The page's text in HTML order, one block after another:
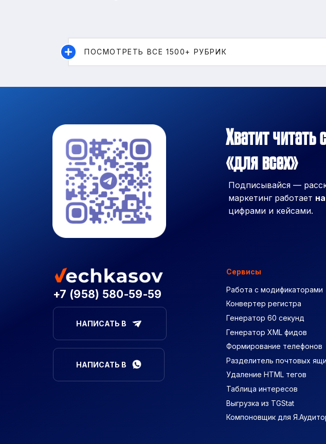
ПОСМОТРЕТЬ ВСЕ 1500+ РУБРИК
Хватит читать
«для всех»
Подписывайся —
маркетинг работает
цифрами и кейсами.
+7 (958) 580-59-59
НАПИСАТЬ В
НАПИСАТЬ В
Сервисы
Работа с модификаторами
Конвертер регистра
Генератор 60 секунд
Генератор XML фидов
Формирование телефонов
Разделитель почтовых
Удаление HTML тегов
Таблица интересов
Выгрузка из TGStat
Компоновщик для